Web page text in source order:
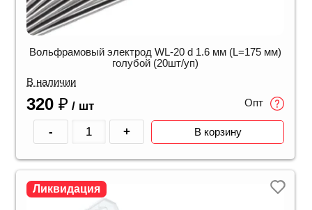
Вольфрамовый электрод WL-20 d 1.6 мм (L=175 мм)
голубой (20шт/уп)
В наличии
320 ₽ / шт Опт
- + В корзину
Ликвидация